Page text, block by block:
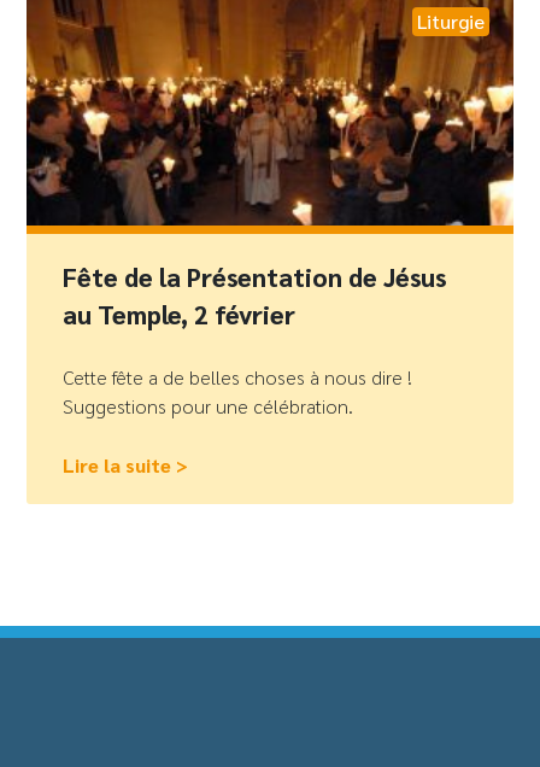
Liturgie
Fête de la Présentation de Jésus
au Temple, 2 février
Cette fête a de belles choses à nous dire !
Suggestions pour une célébration.
Lire la suite >